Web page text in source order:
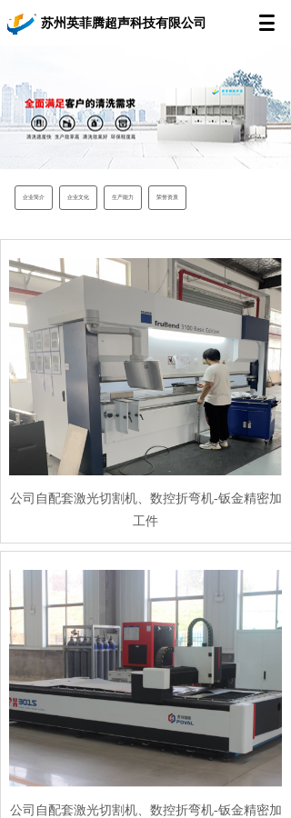
苏州英菲腾超声科技有限公司
企业简介 企业文化 生产能力 荣誉资质
公司自配套激光切割机、数控折弯机-钣金精密加
公司自配套激光切割机、数控折弯机-钣金精密加
工件